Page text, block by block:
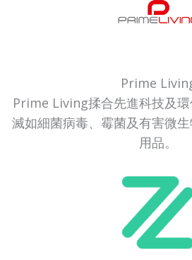
Prime
Prime Living揉合先進科技及
滅如細菌病毒、霉菌及有害微
用品。